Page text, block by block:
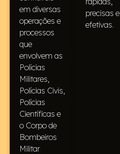
em diversas
operações e
processos
que
envolvem as
Polícias
Militares,
Polícias Civis,
Polícias
Científicas e
o Corpo de
Bombeiros
Militar
precisas e
efetivas.